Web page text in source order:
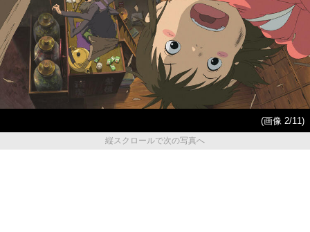
(画像 2/11)
縦スクロールで次の写真へ